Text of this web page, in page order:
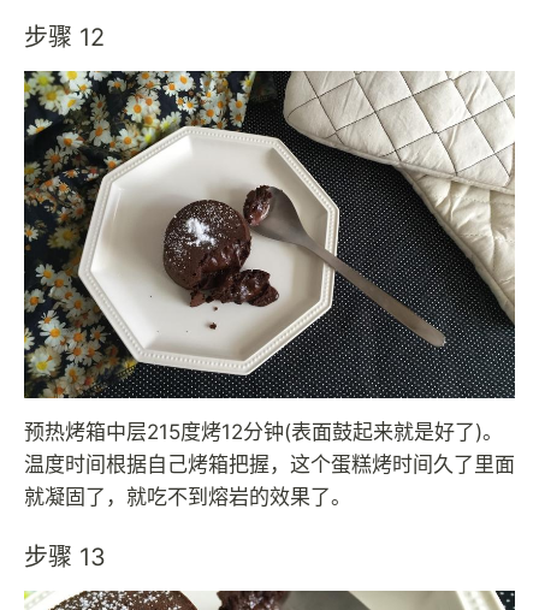
步骤 12
预热烤箱中层215度烤12分钟(表面鼓起来就是好了)。
温度时间根据自己烤箱把握，这个蛋糕烤时间久了里面
就凝固了，就吃不到熔岩的效果了。
步骤 13